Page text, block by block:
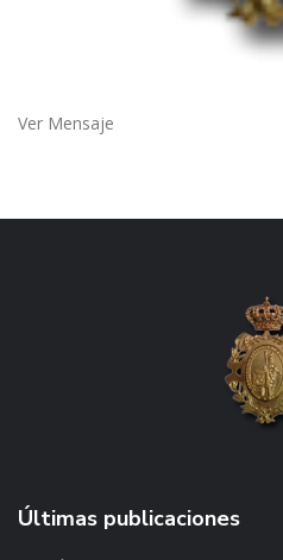
Ver Mensaje
Últimas publicaciones